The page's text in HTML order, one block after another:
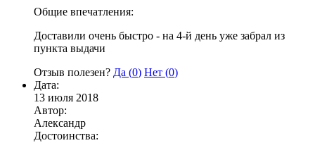
Общие впечатления:
Доставили очень быстро - на 4-й день уже забрал из
пункта выдачи
Отзыв полезен? Да (0) Нет (0)
Дата:
13 июля 2018
Автор:
Александр
Достоинства: